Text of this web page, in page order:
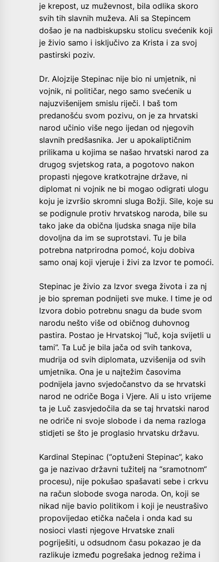
je krepost, uz muževnost, bila odlika skoro
svih tih slavnih muževa. Ali sa Stepincem
došao je na nadbiskupsku stolicu svećenik koji
je živio samo i isključivo za Krista i za svoj
pastirski poziv.
Dr. Alojzije Stepinac nije bio ni umjetnik, ni
vojnik, ni političar, nego samo svećenik u
najuzvišenijem smislu riječi. I baš tom
predanošću svom pozivu, on je za hrvatski
narod učinio više nego ijedan od njegovih
slavnih predšasnika. Jer u apokaliptičnim
prilikama u kojima se našao hrvatski narod za
drugog svjetskog rata, a pogotovo nakon
propasti njegove kratkotrajne države, ni
diplomat ni vojnik ne bi mogao odigrati ulogu
koju je izvršio skromni sluga Božji. Sile, koje su
se podignule protiv hrvatskog naroda, bile su
tako jake da obična ljudska snaga nije bila
dovoljna da im se suprotstavi. Tu je bila
potrebna natprirodna pomoć, koju dobiva
samo onaj koji vjeruje i živi za Izvor te pomoći.
Stepinac je živio za Izvor svega života i za nj
je bio spreman podnijeti sve muke. I time je od
Izvora dobio potrebnu snagu da bude svom
narodu nešto više od običnog duhovnog
pastira. Postao je Hrvatskoj “luč, koja svijetli u
tami”. Ta Luč je bila jača od svih tankova,
mudrija od svih diplomata, uzvišenija od svih
umjetnika. Ona je u najtežim časovima
podnijela javno svjedočanstvo da se hrvatski
narod ne odriče Boga i Vjere. Ali u isto vrijeme
ta je Luč zasvjedočila da se taj hrvatski narod
ne odriče ni svoje slobode i da nema razloga
stidjeti se što je proglasio hrvatsku državu.
Kardinal Stepinac (“optuženi Stepinac”, kako
ga je nazivao državni tužitelj na “sramotnom“
procesu), nije pokušao spašavati sebe i crkvu
na račun slobode svoga naroda. On, koji se
nikad nije bavio politikom i koji je neustrašivo
propovijedao etička načela i onda kad su
nosioci vlasti njegove Hrvatske znali
pogriješiti, u odsudnom času pokazao je da
razlikuje između pogrešaka jednog režima i